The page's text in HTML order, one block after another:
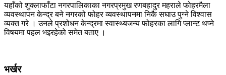
यहाँको शुक्लाफाँटा नगरपालिकाका नगरप्रमुख रणबहादुर महराले फोहरमैला
व्यवस्थापन केन्द्र बने नगरको फोहर व्यवस्थापनमा निकै सघाउ पुग्ने विश्वास
व्यक्त गरे । उनले प्रशोधन केन्द्रमा स्वास्थ्यजन्य फोहरका लागि प्लान्ट थप्ने
विषयमा पहल भइरहेको समेत बताए ।
भर्खर